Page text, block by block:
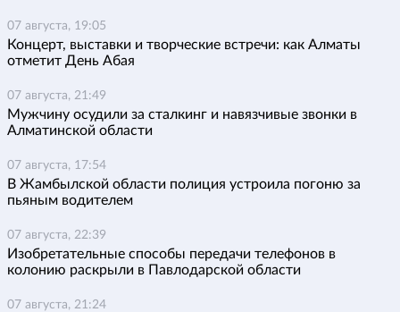
07 августа, 19:05
Концерт, выставки и творческие встречи: как Алматы
отметит День Абая
07 августа, 21:49
Мужчину осудили за сталкинг и навязчивые звонки в
Алматинской области
07 августа, 17:54
В Жамбылской области полиция устроила погоню за
пьяным водителем
07 августа, 22:39
Изобретательные способы передачи телефонов в
колонию раскрыли в Павлодарской области
07 августа, 21:24